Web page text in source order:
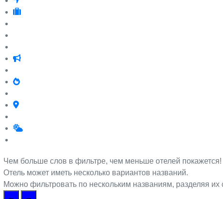
Чем больше слов в фильтре, чем меньше отелей покажется!
Отель может иметь несколько вариантов названий.
Можно фильтровать по нескольким названиям, разделяя